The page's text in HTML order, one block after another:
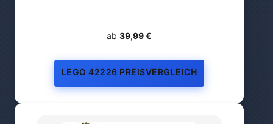
ab 39,99 €
LEGO 42226 PREISVERGLEICH